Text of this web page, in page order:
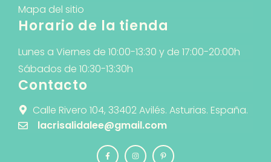
Mapa del sitio
Horario de la tienda
Lunes a Viernes de 10:00-13:30 y de 17:00-20:00h
Sábados de 10:30-13:30h
Contacto
Calle Rivero 104, 33402 Avilés. Asturias. España.
lacrisalidalee@gmail.com